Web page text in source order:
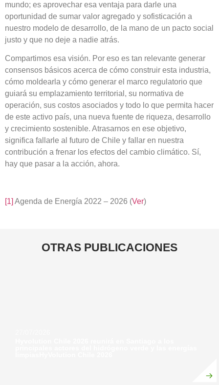
mundo; es aprovechar esa ventaja para darle una
oportunidad de sumar valor agregado y sofisticación a
nuestro modelo de desarrollo, de la mano de un pacto social
justo y que no deje a nadie atrás.
Compartimos esa visión. Por eso es tan relevante generar
consensos básicos acerca de cómo construir esta industria,
cómo moldearla y cómo generar el marco regulatorio que
guiará su emplazamiento territorial, su normativa de
operación, sus costos asociados y todo lo que permita hacer
de este activo país, una nueva fuente de riqueza, desarrollo
y crecimiento sostenible. Atrasarnos en ese objetivo,
significa fallarle al futuro de Chile y fallar en nuestra
contribución a frenar los efectos del cambio climático. Sí,
hay que pasar a la acción, ahora.
[1] Agenda de Energía 2022 – 2026 (Ver)
OTRAS PUBLICACIONES